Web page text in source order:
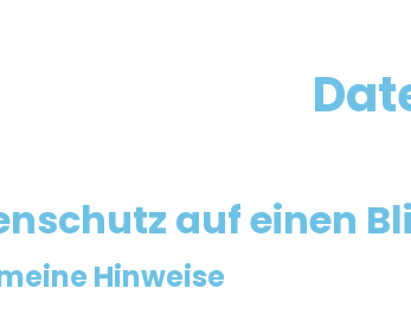
auf einen
Hinweise